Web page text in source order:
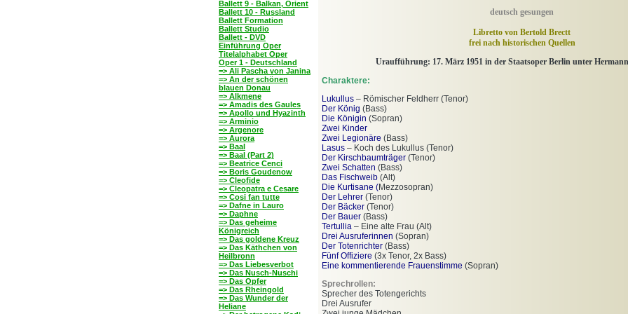
Ballett 9 - Balkan, Orient
Ballett 10 - Russland
Ballett Formation
Ballett Studio
Ballett - DVD
Einführung Oper
Titelalphabet Oper
Oper 1 - Deutschland
=> Ali Pascha von Janina
=> An der schönen
blauen Donau
=> Alkmene
=> Amadis des Gaules
=> Apollo und Hyazinth
=> Arminio
=> Argenore
=> Aurora
=> Baal
=> Baal (Part 2)
=> Beatrice Cenci
=> Boris Goudenow
=> Cleofide
=> Cleopatra e Cesare
=> Cosi fan tutte
=> Dafne in Lauro
=> Daphne
=> Das geheime
Königreich
=> Das goldene Kreuz
=> Das Käthchen von
Heilbronn
=> Das Liebesverbot
=> Das Nusch-Nuschi
=> Das Opfer
=> Das Rheingold
=> Das Wunder der
Heliane
deutsch gesungen
Libretto von Bertold Brectt
frei nach historischen Quellen
Uraufführung: 17. März 1951 in der Staatsoper Berlin unter
Charaktere:
Lukullus – Römischer Feldherr (Tenor)
Der König (Bass)
Die Königin (Sopran)
Zwei Kinder
Zwei Legionäre (Bass)
Lasus – Koch des Lukullus (Tenor)
Der Kirschbaumträger (Tenor)
Zwei Schatten (Bass)
Das Fischweib (Alt)
Die Kurtisane (Mezzosopran)
Der Lehrer (Tenor)
Der Bäcker (Tenor)
Der Bauer (Bass)
Tertullia – Eine alte Frau (Alt)
Drei Ausruferinnen (Sopran)
Der Totenrichter (Bass)
Fünf Offiziere (3x Tenor, 2x Bass)
Eine kommentierende Frauenstimme (Sopran)
Sprechrollen:
Sprecher des Totengerichts
Drei Ausrufer